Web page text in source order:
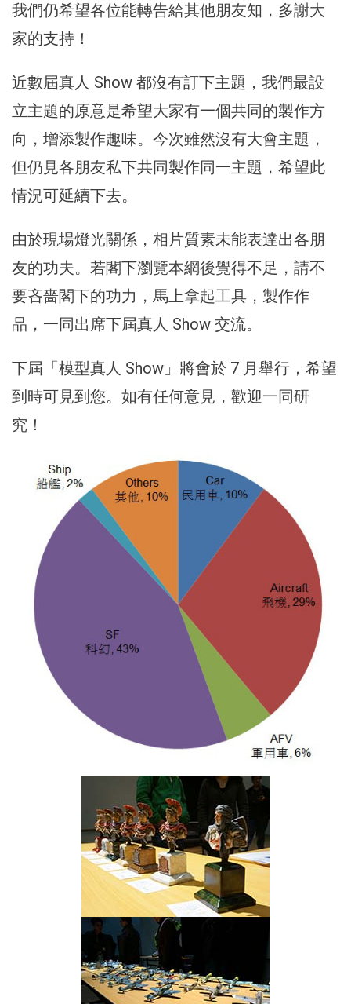
我們仍希望各位能轉告給其他朋友知，多謝大
家的支持！
近數屆真人 Show 都沒有訂下主題，我們最設
立主題的原意是希望大家有一個共同的製作方
向，增添製作趣味。今次雖然沒有大會主題，
但仍見各朋友私下共同製作同一主題，希望此
情況可延續下去。
由於現場燈光關係，相片質素未能表達出各朋
友的功夫。若閣下瀏覽本網後覺得不足，請不
要吝嗇閣下的功力，馬上拿起工具，製作作
品，一同出席下屆真人 Show 交流。
下屆「模型真人 Show」將會於 7 月舉行，希望
到時可見到您。如有任何意見，歡迎一同研
究！